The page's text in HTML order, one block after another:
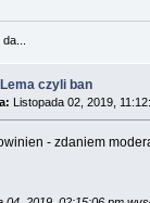
czyli ban
Listopada 02, 2019,
- zdaniem